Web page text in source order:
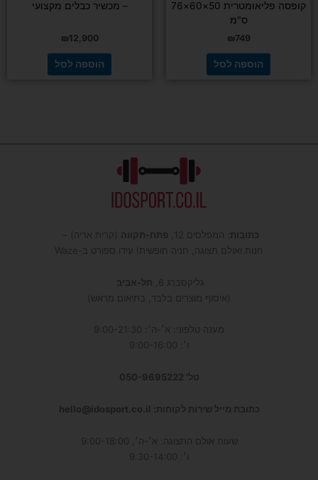
קופסה פליאומטרית 50×60×76
ס"מ
₪749
הוספה לסל
– מכשיר כבלים מקצועי
₪12,900
הוספה לסל
כתובות : המפלסים 12, פתח-תקווה (קרית אריה) –
חנות ואולם תצוגה, חניה חופשית! עידו ספורט ב-Waze
גליקסברג 6,
תל-אביב
(איסוף מוצרים בלבד, בתיאום מראש)
מענה טלפוני: א׳-ה׳: 9:00-21:30
ו׳: 9:00-16:00
טל' 050-9695222
כתובת מייל שירות לקוחות: hello@idosport.co.il
שעות אולם התצוגה: א׳-ה׳, 9:00-18:00
ו׳: 9:30-14:00